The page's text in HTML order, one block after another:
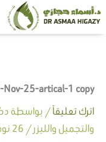
تخطي
إلى
Nov-25-artical-1 copy
اترك تعليقاً/ بواسطة
والتجميل والليزر/ 26 نوفمبر 2025